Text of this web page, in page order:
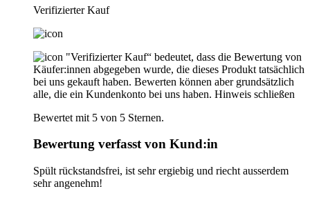
Verifizierter Kauf
"Verifizierter Kauf“ bedeutet, dass die Bewertung von
Käufer:innen abgegeben wurde, die dieses Produkt tatsächlich
bei uns gekauft haben. Bewerten können aber grundsätzlich
alle, die ein Kundenkonto bei uns haben. Hinweis schließen
Bewertet mit 5 von 5 Sternen.
Bewertung verfasst von Kund:in
Spült rückstandsfrei, ist sehr ergiebig und riecht ausserdem
sehr angenehm!